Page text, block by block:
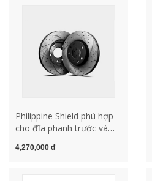
Philippine Shield phù hợp
cho đĩa phanh trước và
RX300 RX270 Lexus RX450
4,270,000 đ